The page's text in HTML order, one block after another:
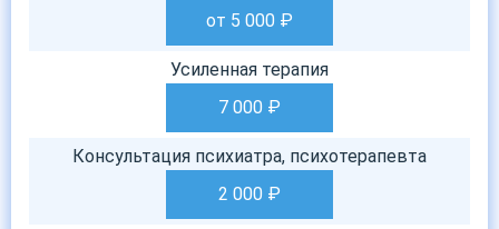
от 5 000 ₽
Усиленная терапия
7 000 ₽
Консультация психиатра, психотерапевта
2 000 ₽